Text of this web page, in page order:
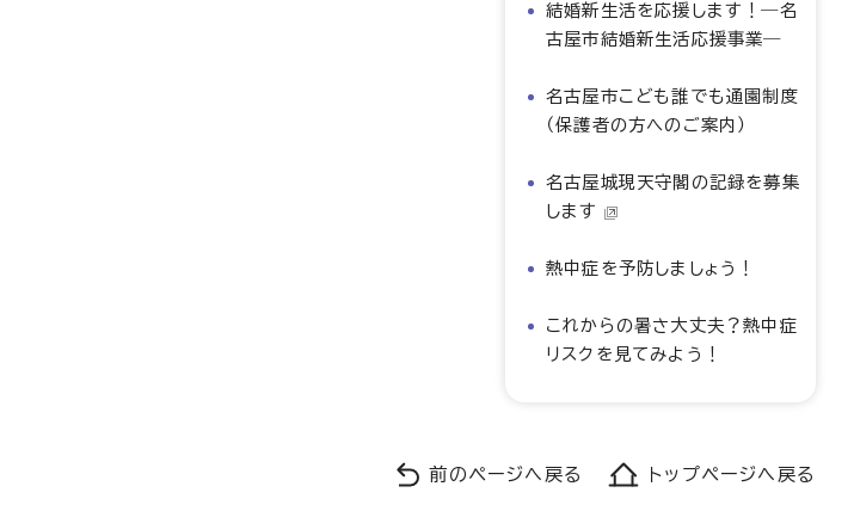
結婚新生活を応援します！―名
古屋市結婚新生活応援事業―
名古屋市こども誰でも通園制度
（保護者の方へのご案内）
名古屋城現天守閣の記録を募集
します
熱中症を予防しましょう！
これからの暑さ大丈夫？熱中症
リスクを見てみよう！
前のページへ戻る トップページへ戻る